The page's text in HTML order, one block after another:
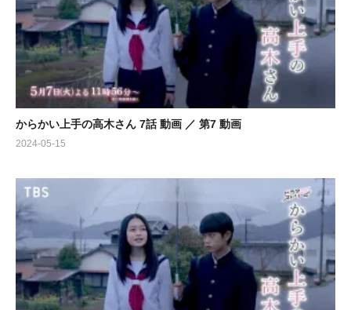
からかい上手の高木さん 7話 動画 ／ 第7 動画
2024-05-15